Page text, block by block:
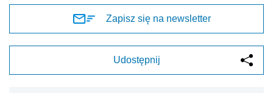
Zapisz się na newsletter
Udostępnij